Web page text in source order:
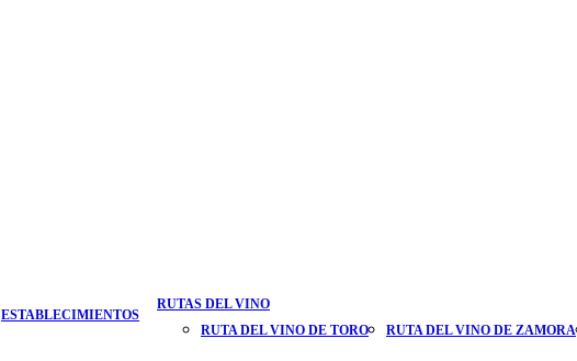
ESTABLECIMIENTOS
RUTAS DEL VINO
RUTA DEL VINO DE TORO
RUTA DEL VINO DE ZAMORA